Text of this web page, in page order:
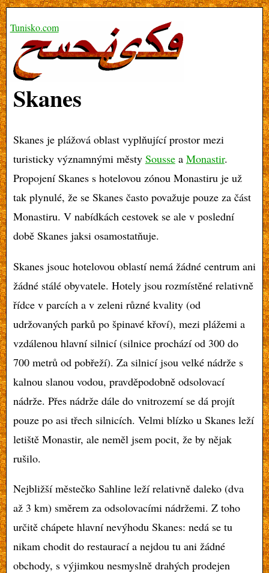
Skanes
Skanes je plážová oblast vyplňující prostor mezi
turisticky významnými městy Soussea Monastir.
Propojení Skanes s hotelovou zónou Monastiru je už
tak plynulé, že se Skanes často považuje pouze za část
Monastiru. V nabídkách cestovek se ale v poslední
době Skanes jaksi osamostatňuje.
Skanes jsouc hotelovou oblastí nemá žádné centrum ani
žádné stálé obyvatele. Hotely jsou rozmístěné relativně
řídce v parcích a v zeleni různé kvality (od
udržovaných parků po špinavé křoví), mezi plážemi a
vzdálenou hlavní silnicí (silnice prochází od 300 do
700 metrů od pobřeží). Za silnicí jsou velké nádrže s
kalnou slanou vodou, pravděpodobně odsolovací
nádrže. Přes nádrže dále do vnitrozemí se dá projít
pouze po asi třech silnicích. Velmi blízko u Skanes leží
letiště Monastir, ale neměl jsem pocit, že by nějak
rušilo.
Nejbližší městečko Sahline leží relativně daleko (dva
až 3 km) směrem za odsolovacími nádržemi. Z toho
určitě chápete hlavní nevýhodu Skanes: nedá se tu
nikam chodit do restaurací a nejdou tu ani žádné
obchody, s výjimkou nesmyslně drahých prodejen
Tunisko.com